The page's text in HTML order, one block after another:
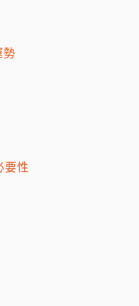
勢
要性